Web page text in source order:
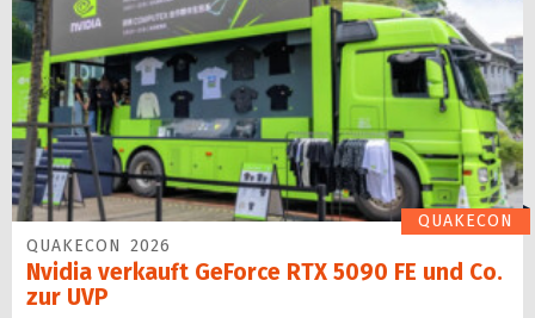
QUAKECON
QUAKECON 2026
Nvidia verkauft GeForce RTX 5090 FE und Co.
zur UVP